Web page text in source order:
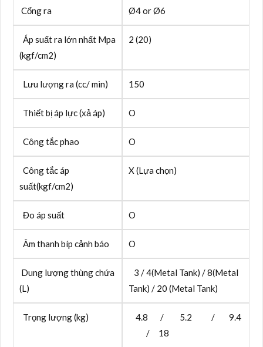
Cổng ra Ø4 or Ø6
Áp suất ra lớn nhất Mpa
(kgf/cm2)
2 (20)
Lưu lượng ra (cc/ min) 150
Thiết bị áp lực (xả áp) O
Công tắc phao O
Công tắc áp
suất(kgf/cm2)
X (Lựa chọn)
Đo áp suất O
Âm thanh bíp cảnh báo O
Dung lượng thùng chứa
(L)
3 / 4(Metal Tank) / 8(Metal
Tank) / 20 (Metal Tank)
Trọng lượng (kg)
4.8 / 5.2 / 9.4
/ 18